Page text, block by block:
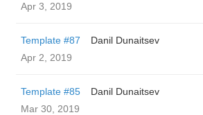
Apr 3, 2019
Template #87
Danil Dunaitsev
Apr 2, 2019
Template #85
Danil Dunaitsev
Mar 30, 2019